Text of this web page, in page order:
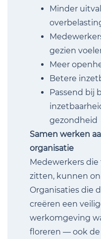
Minder
gezien
Meer
Betere
Passend bij
gezondheid
Samen werken
organisatie
Medewerkers
zitten, kunnen
Organisaties die
creëren een
werkomgeving
floreren — ook